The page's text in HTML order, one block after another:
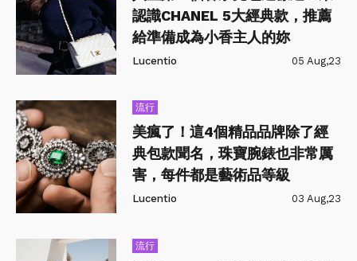
認識CHANEL 5大經典款，推薦
給準備成為小香主人的妳
Lucentio 05 Aug,23
流行
美瘋了！這4個精品品牌除了經
典包款聞名，珠寶腕錶也非常厲
害，每件都是藝術品等級
Lucentio 03 Aug,23
流行